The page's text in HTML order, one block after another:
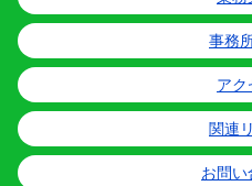
事務
アク
関連
お問い